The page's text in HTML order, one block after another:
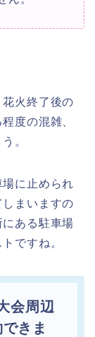
火終了後の
度の混雑、
。
に止められ
まいますの
ある駐車場
ですね。
会周辺
きま